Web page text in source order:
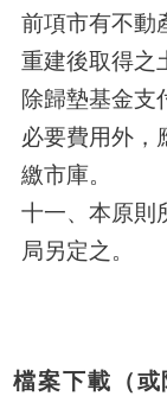
前項市有不動
重建後取得之
除歸墊基金支
必要費用外，
繳市庫。
十一、本原則
局另定之。
檔案下載（或